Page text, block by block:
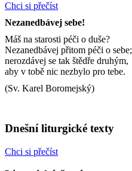
Chci si přečíst
Nezanedbávej sebe!
Máš na starosti péči o duše?
Nezanedbávej přitom péči o sebe;
nerozdávej se tak štědře druhým,
aby v tobě nic nezbylo pro tebe.
(Sv. Karel Boromejský)
Dnešní liturgické texty
Chci si přečíst